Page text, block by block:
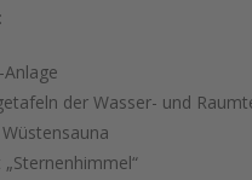
der Wasser- und